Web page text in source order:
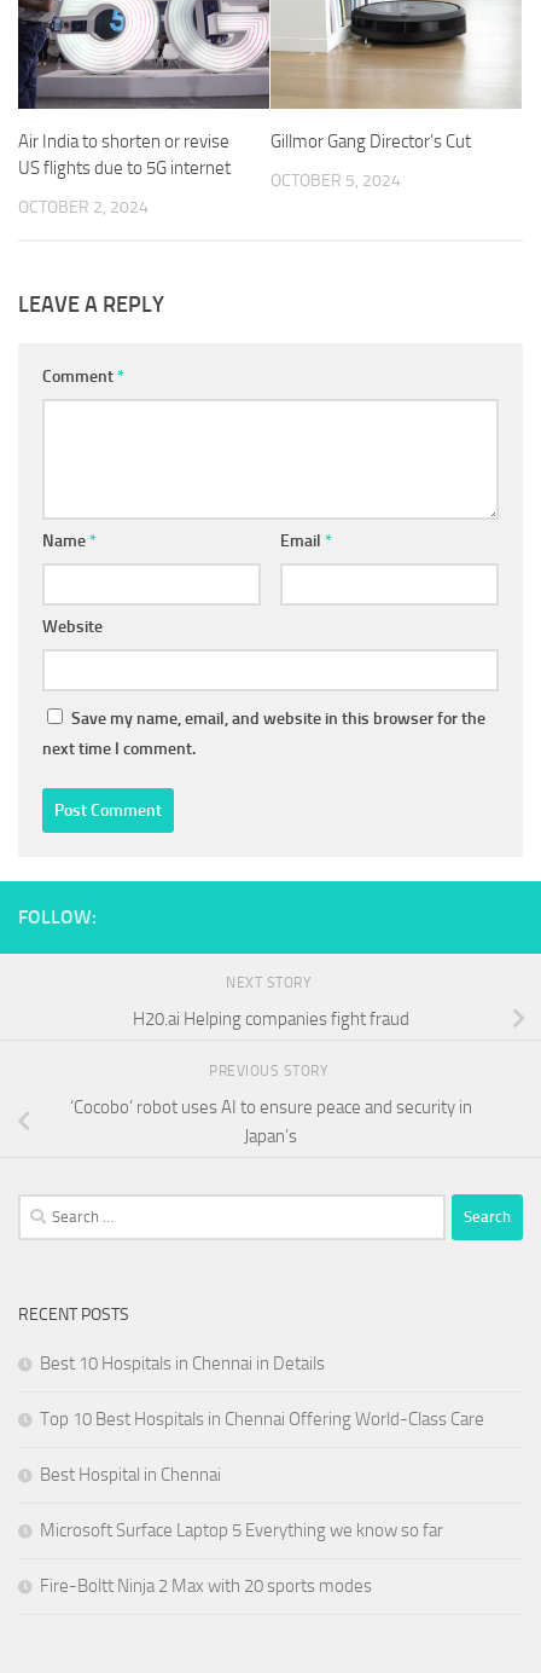
Air India to shorten or revise
US flights due to 5G internet
OCTOBER 2, 2024
Gillmor Gang Director’s Cut
OCTOBER 5, 2024
LEAVE A REPLY
Comment*
Name* Email *
Website
Save my name, email, and website in this browser for the
next time I comment.
FOLLOW:
NEXT STORY
H20.ai Helping companies fight fraud
PREVIOUS STORY
‘Cocobo’ robot uses AI to ensure peace and security in
Japan’s
Search
for:
RECENT POSTS
Best 10 Hospitals in Chennai in Details
Top 10 Best Hospitals in Chennai Offering World-Class Care
Best Hospital in Chennai
Microsoft Surface Laptop 5 Everything we know so far
Fire-Boltt Ninja 2 Max with 20 sports modes